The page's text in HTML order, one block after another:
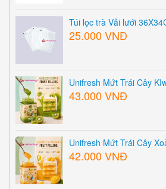
Túi lọc trà Vải lưới
25.000 VNĐ
Unifresh Mứt Trái Cây
43.000 VNĐ
Unifresh Mứt Trái Cây
42.000 VNĐ